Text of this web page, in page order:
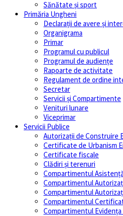
Sănătate și sport
Primăria Ungheni
Declarații de avere și
Organigrama
Primar
Programul cu publicul
Programul de audiențe
Rapoarte de activitate
Regulament de ordine
Secretar
Servicii și Compartimente
Venituri lunare
Viceprimar
Servicii Publice
Autorizații de Construire
Certificate de Urbanism
Certificate fiscale
Clădiri și terenuri
Compartimentul
Compartimentul
Compartimentul
Compartimentul
Compartimentul